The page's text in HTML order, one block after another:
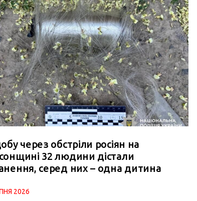
через обстріли росіян на
32 людини дістали
серед них – одна дитина
2026